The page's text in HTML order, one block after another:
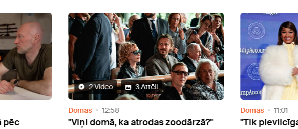
2 Video 3 Attēli
Domas 12:58
"Viņi domā, ka atrodas zoodārzā?"
Domas 11:01
"Tik pievilcīga!"